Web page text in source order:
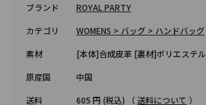
ブランド
ROYAL PARTY
カテゴリ
WOMENS > バッグ > ハンドバッグ
素材
[本体]合成皮革 [裏材]ポリエステル
原産国
中国
送料
605 円 (税込) （ 送料について ）